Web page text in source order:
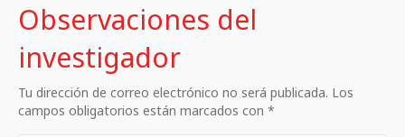
Observaciones del
investigador
Tu dirección de correo electrónico no será publicada. Los
campos obligatorios están marcados con *